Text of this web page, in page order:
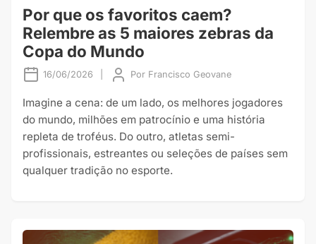
Por que os favoritos caem?
Relembre as 5 maiores zebras da
Copa do Mundo
16/06/2026 Por Francisco Geovane
Imagine a cena: de um lado, os melhores jogadores
do mundo, milhões em patrocínio e uma história
repleta de troféus. Do outro, atletas semi-
profissionais, estreantes ou seleções de países sem
qualquer tradição no esporte.